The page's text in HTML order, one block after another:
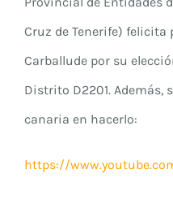
Cruz de Tenerife)
Carballude por su
Distrito D2201.
canaria en hacerlo:
https://